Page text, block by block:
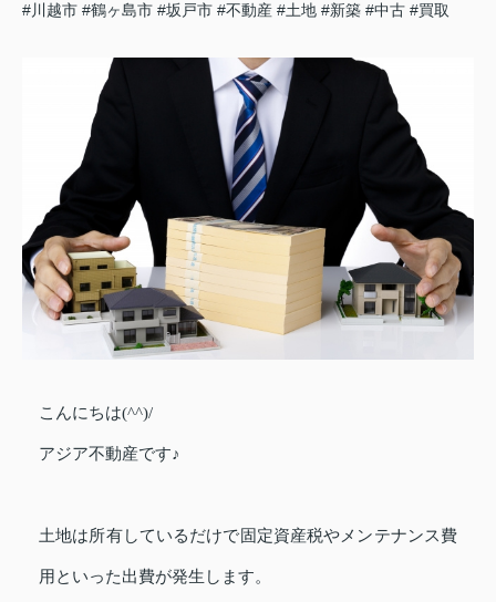
#川越市 #鶴ヶ島市 #坂戸市 #不動産 #土地 #新築 #中古 #買取
こんにちは(^^)/
アジア不動産です♪
土地は所有しているだけで固定資産税やメンテナンス費
用といった出費が発生します。